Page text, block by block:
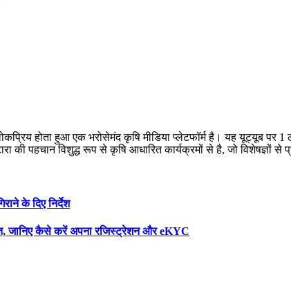
होता हुआ एक भरोसेमंद कृषि मीडिया प्लेटफॉर्म है। यह
की पहचान विशुद्ध रूप से कृषि आधारित कार्यक्रमों से है, जो
के दिए निर्देश
जानिए कैसे करें अपना रजिस्ट्रेशन और eKYC